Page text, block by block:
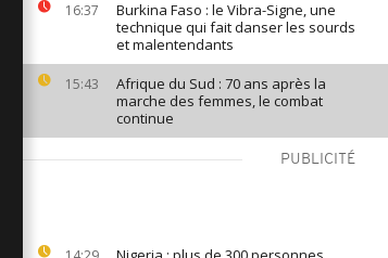
16:37
Burkina Faso : le Vibra-Signe, une
technique qui fait danser les sourds
et malentendants
15:43
Afrique du Sud : 70 ans après la
marche des femmes, le combat
continue
PUBLICITÉ